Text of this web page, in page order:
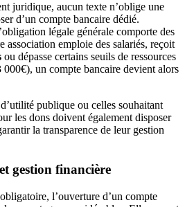
juridique, aucun texte n’oblige une
d’un compte bancaire dédié.
légale générale comporte des
association emploie des salariés, reçoit
ou dépasse certains seuils de ressources
000€), un compte bancaire devient alors
publique ou celles souhaitant
les dons doivent également disposer
la transparence de leur gestion
gestion financière
l’ouverture d’un compte